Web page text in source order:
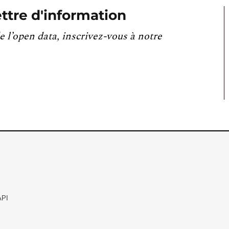
d'information
l’open data, inscrivez-vous à notre